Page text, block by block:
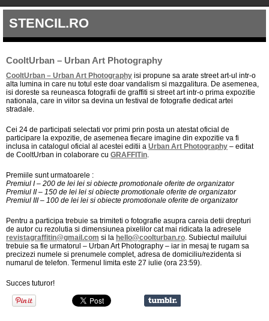
STENCIL.RO
CooltUrban – Urban Art Photography
CooltUrban – Urban Art Photography isi propune sa arate street art-ul intr-o
alta lumina in care nu totul este doar vandalism si mazgalitura. De asemenea,
isi doreste sa reuneasca fotografii de graffiti si street art intr-o prima expozitie
nationala, care in viitor sa devina un festival de fotografie dedicat artei
stradale.
Cei 24 de participati selectati vor primi prin posta un atestat oficial de
participare la expozitie, de asemenea fiecare imagine din expozitie va fi
inclusa in catalogul oficial al acestei editii a Urban Art Photography – editat
de CooltUrban in colaborare cu GRAFFITin.
Premiile sunt urmatoarele :
Premiul I – 200 de lei lei si obiecte promotionale oferite de organizator
Premiul II – 150 de lei lei si obiecte promotionale oferite de organizator
Premiul III – 100 de lei lei si obiecte promotionale oferite de organizator
Pentru a participa trebuie sa trimiteti o fotografie asupra careia detii drepturi
de autor cu rezolutia si dimensiunea pixelilor cat mai ridicata la adresele
revistagraffitin@gmail.com si la hello@coolturban.ro. Subiectul mailului
trebuie sa fie urmatorul – Urban Art Photography – iar in mesaj te rugam sa
precizezi numele si prenumele complet, adresa de domiciliu/rezidenta si
numarul de telefon. Termenul limita este 27 iulie (ora 23:59).
Succes tuturor!